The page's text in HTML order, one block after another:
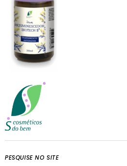
PESQUISE NO SITE